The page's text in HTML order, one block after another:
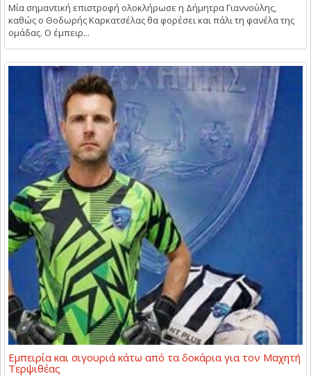
Μία σημαντική επιστροφή ολοκλήρωσε η Δήμητρα Γιαννούλης,
καθώς ο Θοδωρής Καρκατσέλας θα φορέσει και πάλι τη φανέλα της
ομάδας. Ο έμπειρ...
Εμπειρία και σιγουριά κάτω από τα δοκάρια για τον Μαχητή
Τερψιθέας